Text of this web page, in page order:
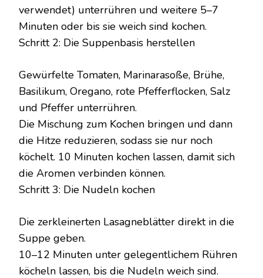
verwendet) unterrühren und weitere 5–7
Minuten oder bis sie weich sind kochen.
Schritt 2: Die Suppenbasis herstellen
Gewürfelte Tomaten, Marinarasoße, Brühe,
Basilikum, Oregano, rote Pfefferflocken, Salz
und Pfeffer unterrühren.
Die Mischung zum Kochen bringen und dann
die Hitze reduzieren, sodass sie nur noch
köchelt. 10 Minuten kochen lassen, damit sich
die Aromen verbinden können.
Schritt 3: Die Nudeln kochen
Die zerkleinerten Lasagneblätter direkt in die
Suppe geben.
10–12 Minuten unter gelegentlichem Rühren
köcheln lassen, bis die Nudeln weich sind.